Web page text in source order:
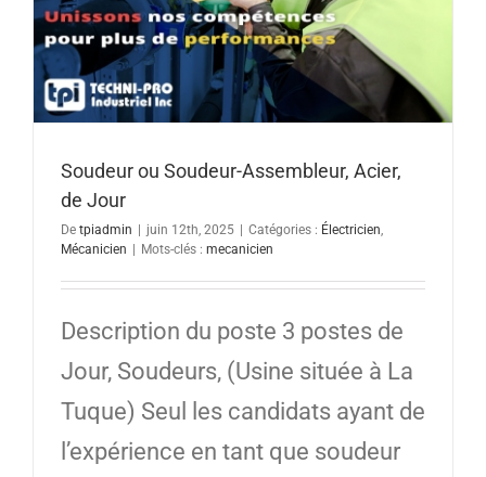
Soudeur ou Soudeur-Assembleur, Acier,
de Jour
De tpiadmin juin 12th, 2025 Catégories : Électricien,
Mécanicien
Mots-clés : mecanicien
Description du poste 3 postes de
Jour, Soudeurs, (Usine située à La
Tuque) Seul les candidats ayant de
l’expérience en tant que soudeur